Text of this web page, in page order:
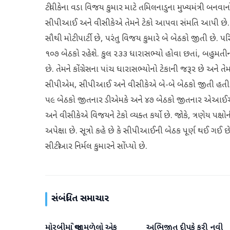
ટીવીકેના વડા વિજય કુમાર માટે તમિલનાડુના મુખ્યમંત્રી
સીપીઆઈ અને વીસીકેએ તેમને ટેકો આપવા સંમતિ આપી છે.
સૌથી મોટી પાર્ટી છે, પરંતુ વિજય કુમારે બે બેઠકો જીતી
૧૦૭ બેઠકો રહેશે. કુલ ૨૩૩ ધારાસભ્યો હોવા છતાં,
છે. તેમને કોંગ્રેસના પાંચ ધારાસભ્યોનો ટેકાની જરૂર છે અને
સીપીએમ, સીપીઆઈ અને વીસીકેએ બે-બે બેઠકો જીતી હતી.
૫૯ બેઠકો જીતનાર ડીએમકે અને ૪૭ બેઠકો જીતનાર
અને વીસીકેએ વિજયને ટેકો વ્યક્ત કર્યો છે. જોકે, ત્રણેય
અપેક્ષા છે. સૂત્રો કહે છે કે સીપીઆઈની બેઠક પૂર્ણ થઈ ગઈ છે.
સીટીઆર નિર્મલ કુમારને સોંપ્યો છે.
સંબંધિત સમાચાર
રાષ્ટ્રીય રાષ્ટ્રીય